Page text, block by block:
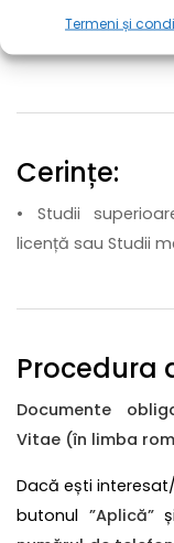
Termeni și
• Abonament la
Cerințe:
• Studii
licență sau Studii
Procedura
Documente
Vitae (în limba
Dacă ești
butonul ”Aplică”